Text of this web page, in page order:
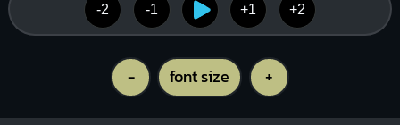
-2 -1 +1 +2
- font size +